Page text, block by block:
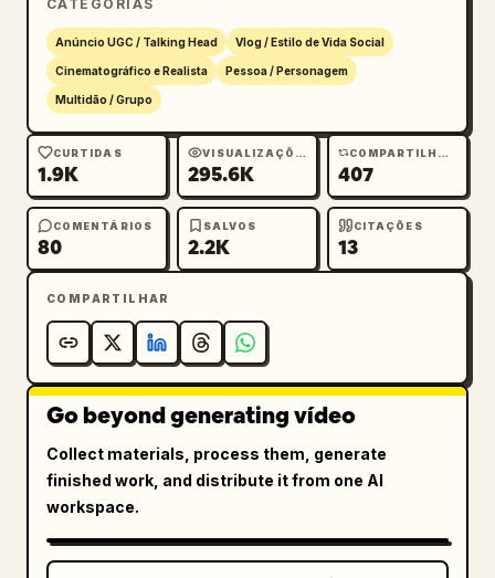
CATEGORIAS
Anúncio UGC / Talking Head Vlog / Estilo de Vida Social
Cinematográfico e Realista Pessoa / Personagem
Multidão / Grupo
CURTIDAS
1.9K
VISUALIZAÇÕES
295.6K
COMPARTILHAMENTOS
407
COMENTÁRIOS
80
SALVOS
2.2K
CITAÇÕES
13
COMPARTILHAR
Go beyond generating vídeo
Collect materials, process them, generate
finished work, and distribute it from one AI
workspace.